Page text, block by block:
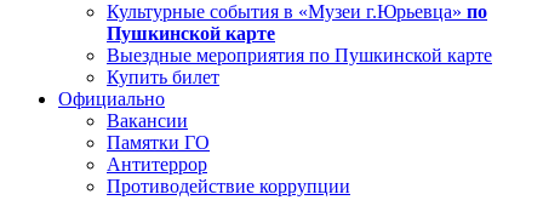
Культурные события в «Музеи г.Юрьевца» по
Пушкинской карте
Выездные мероприятия по Пушкинской карте
Купить билет
Официально
Вакансии
Памятки ГО
Антитеррор
Противодействие коррупции